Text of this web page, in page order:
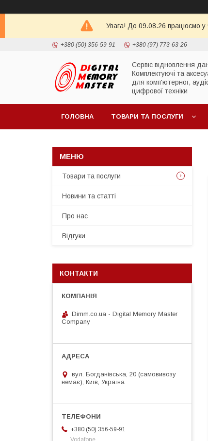
Увага! До 09.08.26 працюємо у
+380 (50) 356-59-91 +380 (97) 773-63-26
Сервіс відновлення
Комплектуючі та
для комп'ютерної,
цифрової техніки
ГОЛОВНА ТОВАРИ ТА ПОСЛУГИ
Товари та послуги
Новини та статті
Про нас
Відгуки
КОНТАКТИ
Dimm.co.ua - Digital Memory Master
Company
вул. Богданівська, 20 (самовивозу
немає), Київ, Україна
+380 (50) 356-59-91